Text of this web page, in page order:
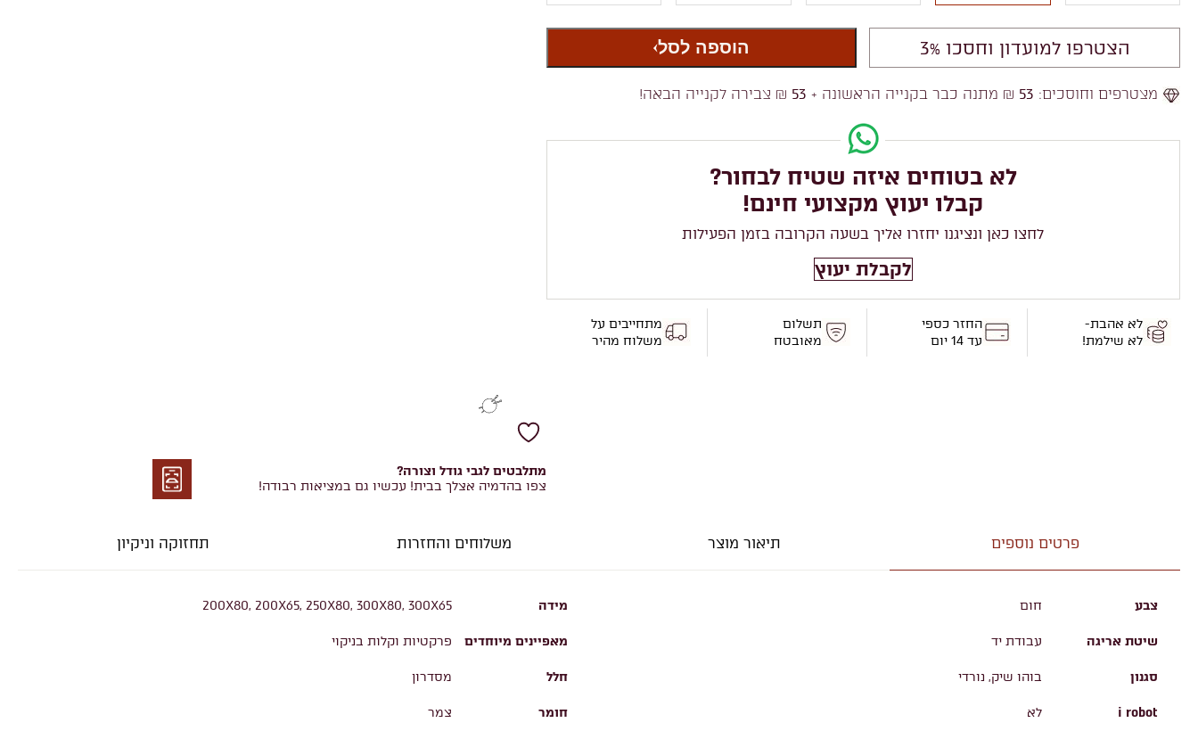
הצטרפו למועדון וחסכו 3% הוספה לסל
מצטרפים וחוסכים: 53 ₪ מתנה כבר בקנייה הראשונה + 53 ₪ צבירה לקנייה הבאה!
לא בטוחים איזה שטיח לבחור?
קבלו יעוץ מקצועי חינם!
לחצו כאן ונציגנו יחזרו אליך בשעה הקרובה בזמן הפעילות
לקבלת יעוץ
לא אהבת-
לא שילמת!
החזר כספי
עד 14 יום
תשלום
מאובטח
מתחייבים על
משלוח מהיר
מתלבטים לגבי גודל וצורה?
צפו בהדמיה אצלך בבית! עכשיו גם במציאות רבודה!
פרטים נוספים תיאור מוצר משלוחים והחזרות תחזוקה וניקיון
צבע חום מידה 200X80, 200X65, 250X80, 300X80, 300X65
שיטת אריגה עבודת יד מאפיינים מיוחדים פרקטיות וקלות בניקוי
סגנון בוהו שיק, נורדי חלל מסדרון
i robot לא חומר צמר